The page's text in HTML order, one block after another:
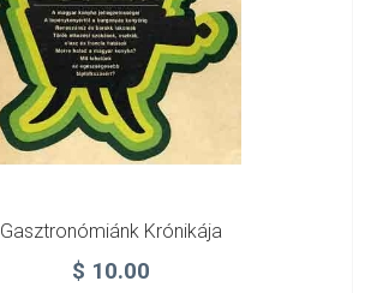
Gasztronómiánk Krónikája
$ 10.00